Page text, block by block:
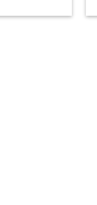
fornire le